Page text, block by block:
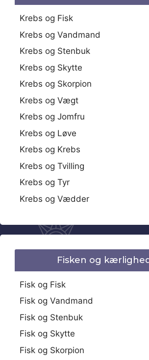
Krebs og Fisk
Krebs og Vandmand
Krebs og Stenbuk
Krebs og Skytte
Krebs og Skorpion
Krebs og Vægt
Krebs og Jomfru
Krebs og Løve
Krebs og Krebs
Krebs og Tvilling
Krebs og Tyr
Krebs og Vædder
Fisken og
Fisk og Fisk
Fisk og Vandmand
Fisk og Stenbuk
Fisk og Skytte
Fisk og Skorpion